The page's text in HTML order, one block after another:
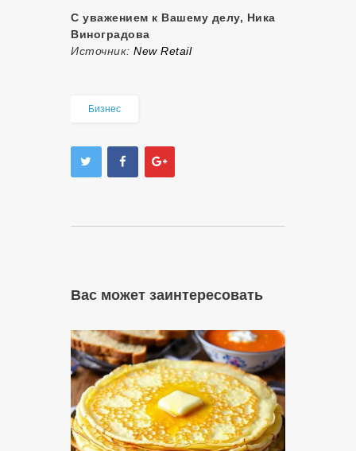
С уважением к Вашему делу, Ника
Виноградова
Источник: New Retail
Бизнес
Вас может заинтересовать